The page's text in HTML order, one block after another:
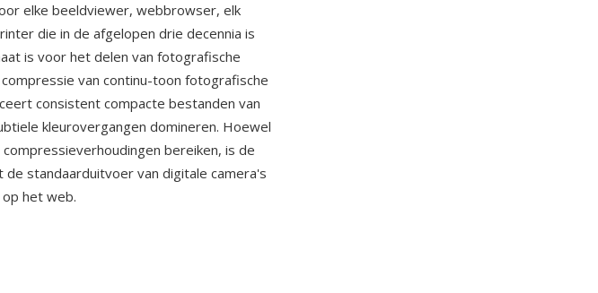
elke beeldviewer, webbrowser, elk
die in de afgelopen drie decennia is
is voor het delen van fotografische
van continu-toon fotografische
consistent compacte bestanden van
kleurovergangen domineren. Hoewel
bereiken, is de
de standaarduitvoer van digitale camera's
het web.